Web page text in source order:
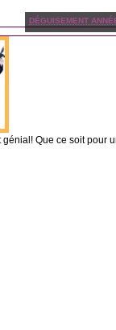
DÉGUISEMENT
Que ce soit pour